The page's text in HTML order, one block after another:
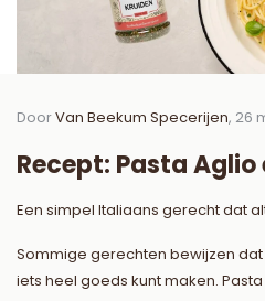
DoorVan Beekum Specerijen, 26
Recept: Pasta Aglio
Een simpel Italiaans gerecht dat
Sommige gerechten bewijzen
iets heel goeds kunt maken.